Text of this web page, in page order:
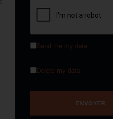
Send me my data
Delete my data